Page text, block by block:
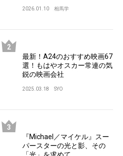
2026.01.10 相馬学
最新！A24のおすすめ映画67
選！もはやオスカー常連の気
鋭の映画会社
2025.03.18 SYO
『Michael／マイケル』スー
パースターの光と影、その